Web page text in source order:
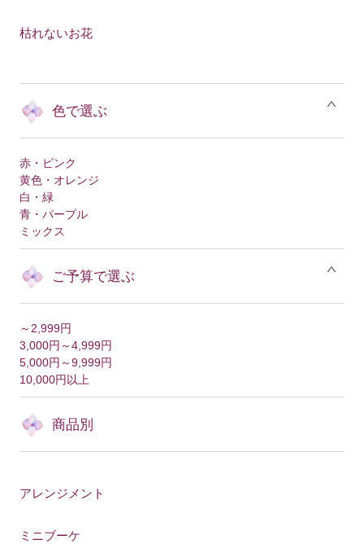
枯れないお花
色で選ぶ
赤・ピンク
黄色・オレンジ
白・緑
青・パープル
ミックス
ご予算で選ぶ
～2,999円
3,000円～4,999円
5,000円～9,999円
10,000円以上
商品別
アレンジメント
ミニブーケ